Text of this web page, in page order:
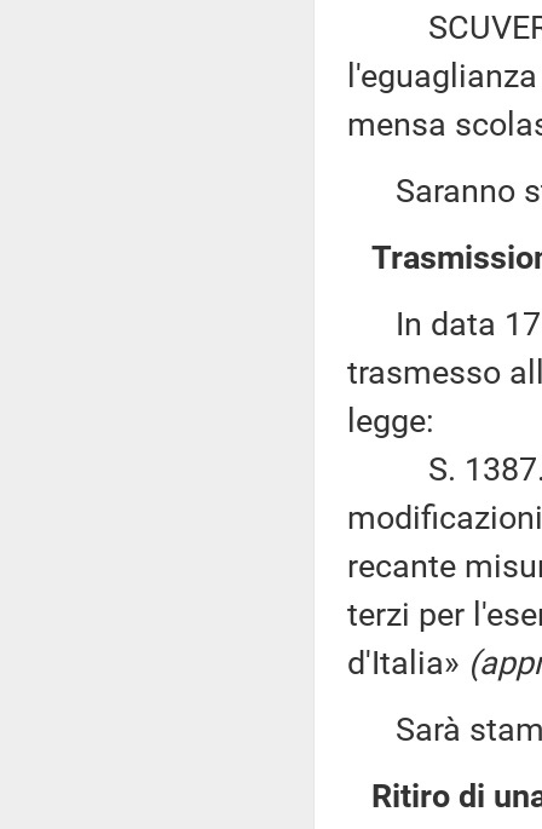
mensa
Saranno
In data 17
trasmesso
legge:
S. 1387. –
recante
terzi per
d'Italia»
Sarà
Ritiro di